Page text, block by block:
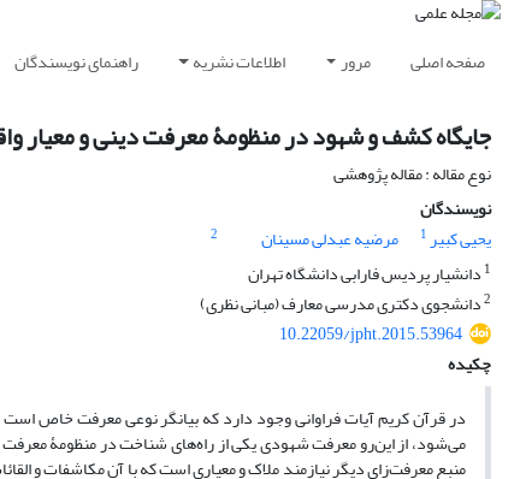
صفحه اصلی مرور اطلاعات نشریه راهنمای نویسندگان
جایگاه کشف و شهود در منظومۀ معرفت دینی و معیار
نوع مقاله : مقاله پژوهشی
نویسندگان
یحیی کبیر1 مرضیه عبدلی مسینان
2
1 دانشیار پردیس فارابی دانشگاه تهران
2دانشجوی دکتری مدرسی معارف (مبانی نظری)
10.22059/jpht.2015.53964
چکیده
در قرآن کریم آیات فراوانی وجود دارد که بیانگر نوعی معرفت خاص
می‌شود، از این‌رو معرفت شهودی یکی از راه‌های شناخت در منظومۀ
منبع معرفت‌زای دیگر نیازمند ملاک و معیاری است که با آن مکاشفات و